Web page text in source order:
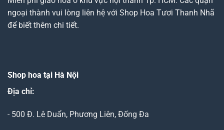
ngoại thành vui lòng liên hệ với Shop Hoa Tươi Thanh Nhã
để biết thêm chi tiết.
Shop hoa tại Hà Nội
Địa chỉ:
- 500 Đ. Lê Duẩn, Phương Liên, Đống Đa